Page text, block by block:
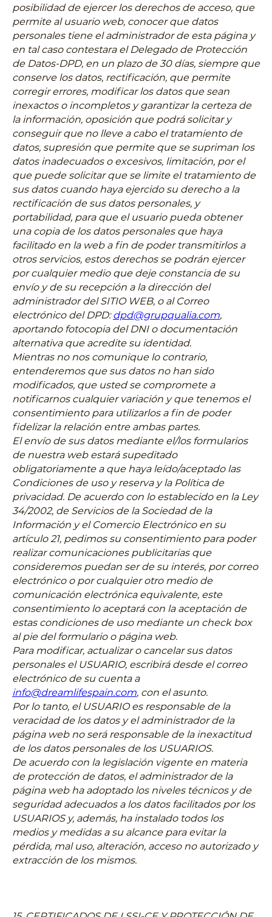
posibilidad de ejercer los derechos de acceso, que
permite al usuario web, conocer que datos
personales tiene el administrador de esta página y
en tal caso contestara el Delegado de Protección
de Datos-DPD, en un plazo de 30 días, siempre que
conserve los datos, rectificación, que permite
corregir errores, modificar los datos que sean
inexactos o incompletos y garantizar la certeza de
la información, oposición que podrá solicitar y
conseguir que no lleve a cabo el tratamiento de
datos, supresión que permite que se supriman los
datos inadecuados o excesivos, limitación, por el
que puede solicitar que se limite el tratamiento de
sus datos cuando haya ejercido su derecho a la
rectificación de sus datos personales, y
portabilidad, para que el usuario pueda obtener
una copia de los datos personales que haya
facilitado en la web a fin de poder transmitirlos a
otros servicios, estos derechos se podrán ejercer
por cualquier medio que deje constancia de su
envío y de su recepción a la dirección del
administrador del SITIO WEB, o al Correo
electrónico del DPD:dpd@grupqualia.com,
aportando fotocopia del DNI o documentación
alternativa que acredite su identidad.
Mientras no nos comunique lo contrario,
entenderemos que sus datos no han sido
modificados, que usted se compromete a
notificarnos cualquier variación y que tenemos el
consentimiento para utilizarlos a fin de poder
fidelizar la relación entre ambas partes.
El envío de sus datos mediante el/los formularios
de nuestra web estará supeditado
obligatoriamente a que haya leído/aceptado las
Condiciones de uso y reserva y la Política de
privacidad. De acuerdo con lo establecido en la Ley
34/2002, de Servicios de la Sociedad de la
Información y el Comercio Electrónico en su
artículo 21, pedimos su consentimiento para poder
realizar comunicaciones publicitarias que
consideremos puedan ser de su interés, por correo
electrónico o por cualquier otro medio de
comunicación electrónica equivalente, este
consentimiento lo aceptará con la aceptación de
estas condiciones de uso mediante un check box
al pie del formulario o página web.
Para modificar, actualizar o cancelar sus datos
personales el USUARIO, escribirá desde el correo
electrónico de su cuenta a
info@dreamlifespain.com, con el asunto.
Por lo tanto, el USUARIO es responsable de la
veracidad de los datos y el administrador de la
página web no será responsable de la inexactitud
de los datos personales de los USUARIOS.
De acuerdo con la legislación vigente en materia
de protección de datos, el administrador de la
página web ha adoptado los niveles técnicos y de
seguridad adecuados a los datos facilitados por los
USUARIOS y, además, ha instalado todos los
medios y medidas a su alcance para evitar la
pérdida, mal uso, alteración, acceso no autorizado y
extracción de los mismos.